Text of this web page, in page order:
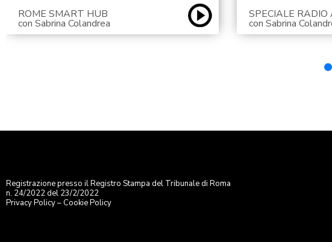
ROME SMART HUB
con Sabrina Colandrea
SPECIALE
con Sabrina
Registrazione presso il Registro Stampa del Tribunale di Roma
n. 24/2022 del 23/2/2022
Privacy Policy– Cookie Policy